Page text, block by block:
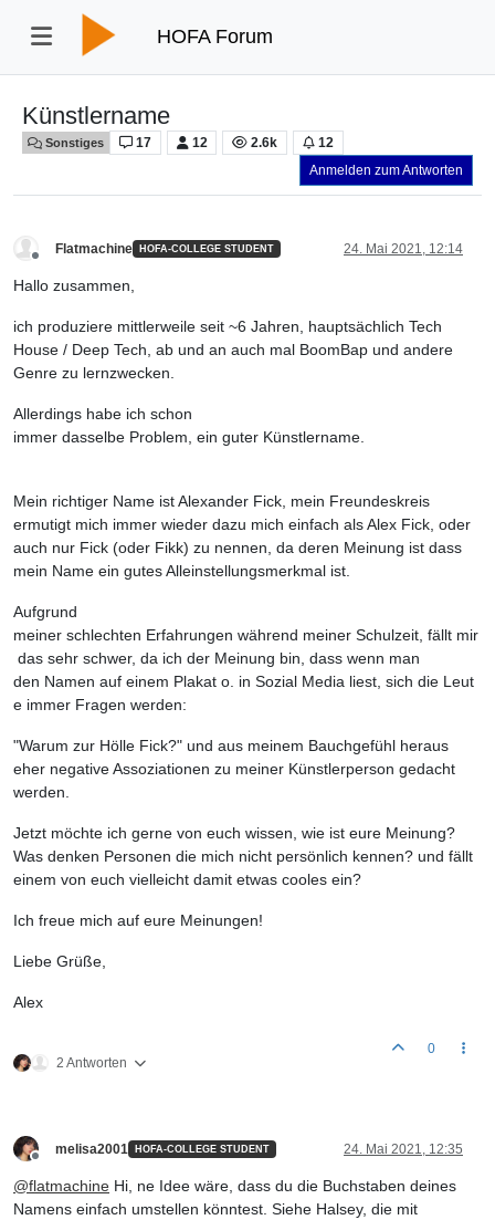
HOFA Forum
Künstlername
Sonstiges 17 12 2.6k
12
Anmelden zum Antworten
Flatmachine HOFA-COLLEGE STUDENT 24. Mai 2021, 12:14
Hallo zusammen,
ich produziere mittlerweile seit ~6 Jahren, hauptsächlich Tech
House / Deep Tech, ab und an auch mal BoomBap und andere
Genre zu lernzwecken.
Allerdings habe ich schon
immer dasselbe Problem, ein guter Künstlername.
Mein richtiger Name ist Alexander Fick, mein Freundeskreis
ermutigt mich immer wieder dazu mich einfach als Alex Fick, oder
auch nur Fick (oder Fikk) zu nennen, da deren Meinung ist dass
mein Name ein gutes Alleinstellungsmerkmal ist.
Aufgrund
meiner schlechten Erfahrungen während meiner Schulzeit, fällt mir
das sehr schwer, da ich der Meinung bin, dass wenn man
den Namen auf einem Plakat o. in Sozial Media liest, sich die Leut
e immer Fragen werden:
"Warum zur Hölle Fick?" und aus meinem Bauchgefühl heraus
eher negative Assoziationen zu meiner Künstlerperson gedacht
werden.
Jetzt möchte ich gerne von euch wissen, wie ist eure Meinung?
Was denken Personen die mich nicht persönlich kennen? und fällt
einem von euch vielleicht damit etwas cooles ein?
Ich freue mich auf eure Meinungen!
Liebe Grüße,
Alex
2 Antworten
0
melisa2001 HOFA-COLLEGE STUDENT 24. Mai 2021, 12:35
@flatmachine Hi, ne Idee wäre, dass du die Buchstaben deines
Namens einfach umstellen könntest. Siehe Halsey, die mit